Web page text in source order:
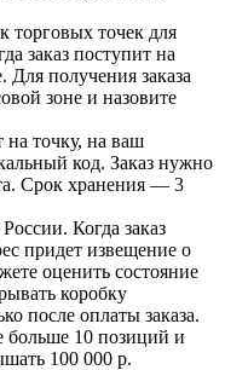
торговых точек для
заказ поступит на
Для получения заказа
зоне и назовите
на точку, на ваш
код. Заказ нужно
Срок хранения — 3
Когда заказ
придет извещение о
оценить состояние
коробку
после оплаты заказа.
больше 10 позиций и
100 000 р.